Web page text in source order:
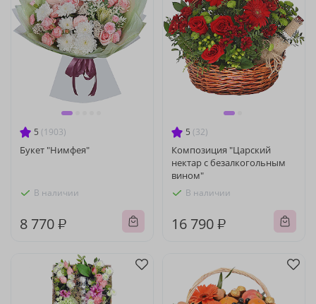
5 (1903)
Букет "Нимфея"
В наличии
8 770 ₽
5 (32)
Композиция "Царский
нектар с безалкогольным
вином"
В наличии
16 790 ₽